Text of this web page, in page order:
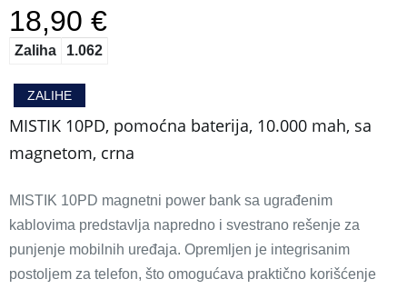
18,90 €
Zaliha 1.062
ZALIHE
MISTIK 10PD, pomoćna baterija, 10.000 mah, sa
magnetom, crna
MISTIK 10PD magnetni power bank sa ugrađenim
kablovima predstavlja napredno i svestrano rešenje za
punjenje mobilnih uređaja. Opremljen je integrisanim
postoljem za telefon, što omogućava praktično korišćenje